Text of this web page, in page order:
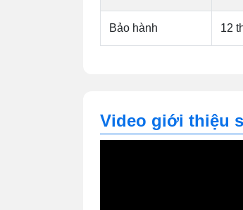
Bảo hành 12
Video giới thiệu